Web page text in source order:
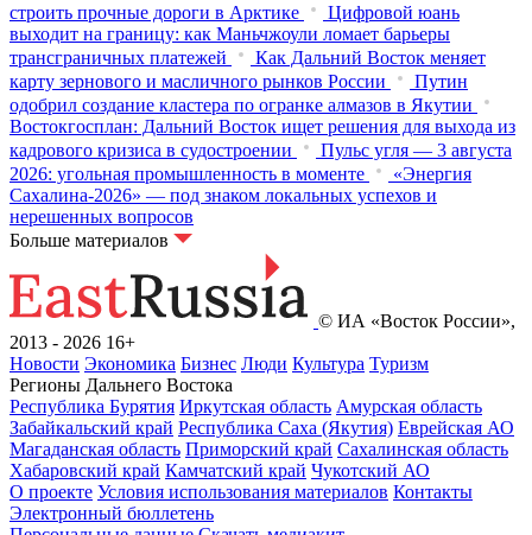
строить прочные дороги в Арктике
Цифровой юань
выходит на границу: как Маньчжоули ломает барьеры
трансграничных платежей
Как Дальний Восток меняет
карту зернового и масличного рынков России
Путин
одобрил создание кластера по огранке алмазов в Якутии
Востокгосплан: Дальний Восток ищет решения для выхода из
кадрового кризиса в судостроении
Пульс угля — 3 августа
2026: угольная промышленность в моменте
«Энергия
Сахалина-2026» — под знаком локальных успехов и
нерешенных вопросов
Больше материалов
© ИА «Восток России»,
2013 - 2026 16+
Новости Экономика Бизнес Люди Культура Туризм
Регионы Дальнего Востока
Республика Бурятия Иркутская область Амурская область
Забайкальский край Республика Саха (Якутия) Еврейская АО
Магаданская область Приморский край Сахалинская область
Хабаровский край Камчатский край Чукотский АО
О проекте Условия использования материалов Контакты
Электронный бюллетень